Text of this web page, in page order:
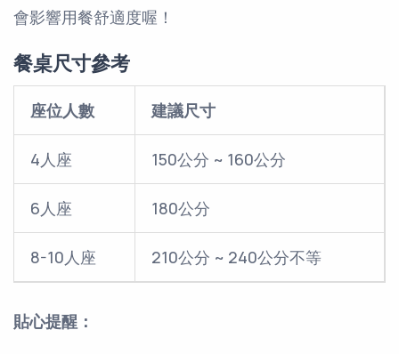
會影響用餐舒適度喔！
餐桌尺寸參考
座位人數 建議尺寸
4人座 150公分 ~ 160公分
6人座 180公分
8-10人座 210公分 ~ 240公分不等
貼心提醒：